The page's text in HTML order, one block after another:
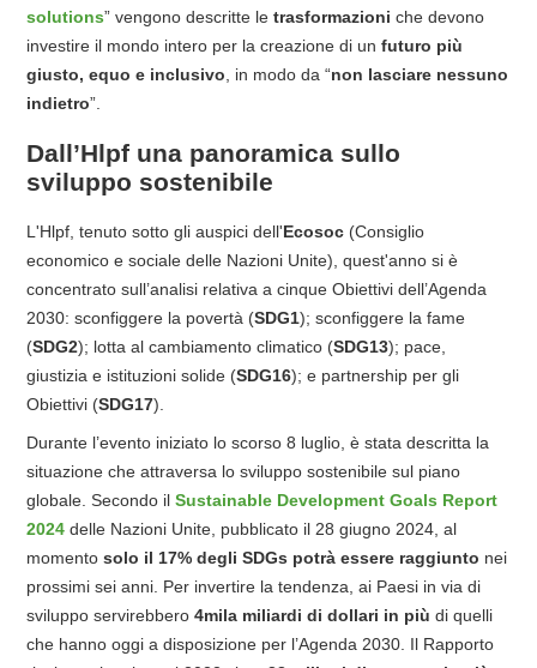
solutions” vengono descritte le trasformazioni che devono
investire il mondo intero per la creazione di un futuro più
giusto, equo e inclusivo, in modo da “non lasciare nessuno
indietro”.
Dall’Hlpf una panoramica sullo
sviluppo sostenibile
L'Hlpf, tenuto sotto gli auspici dell'Ecosoc (Consiglio
economico e sociale delle Nazioni Unite), quest'anno si è
concentrato sull’analisi relativa a cinque Obiettivi dell’Agenda
2030: sconfiggere la povertà (SDG1); sconfiggere la fame
(SDG2); lotta al cambiamento climatico (SDG13); pace,
giustizia e istituzioni solide (SDG16); e partnership per gli
Obiettivi (SDG17).
Durante l’evento iniziato lo scorso 8 luglio, è stata descritta la
situazione che attraversa lo sviluppo sostenibile sul piano
globale. Secondo il Sustainable Development Goals Report
2024 delle Nazioni Unite, pubblicato il 28 giugno 2024, al
momento solo il 17% degli SDGs potrà essere raggiunto nei
prossimi sei anni. Per invertire la tendenza, ai Paesi in via di
sviluppo servirebbero 4mila miliardi di dollari in più di quelli
che hanno oggi a disposizione per l’Agenda 2030. Il Rapporto